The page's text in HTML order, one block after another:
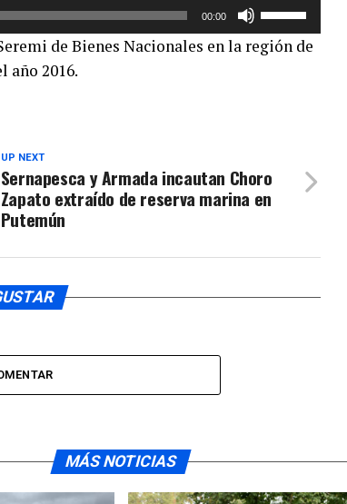
00:00
teclas
o
disminuir
de Bienes Nacionales en la región de
año 2016.
UP NEXT
Sernapesca y Armada incautan Choro
Zapato extraído de reserva marina en
Putemún
MÁS NOTICIAS